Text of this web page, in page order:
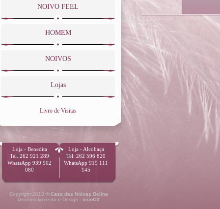
NOIVO FEEL
HOMEM
NOIVOS
Lojas
Livro de Visitas
Loja - Benedita
Tel. 262 921 289
WhatsApp 939 902
080
Loja - Alcobaça
Tel. 262 596 820
WhatsApp 919 111
145
Copyright 2013 © Casa das Noivas Belina
Desenvolvimento e Design : iconO2